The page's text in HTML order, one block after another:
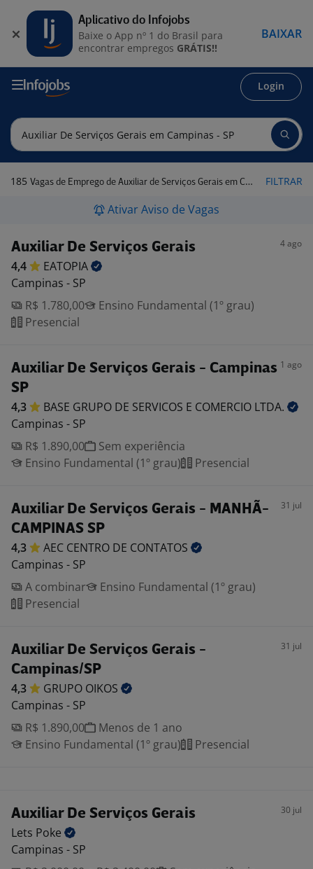
Login
185 Vagas de Emprego de Auxiliar de Serviços Gerais em Campinas - SP FILTRAR
Ativar Aviso de Vagas
Auxiliar De Serviços Gerais 4 ago
4,4
EATOPIA
Campinas - SP
R$ 1.780,00
Ensino Fundamental (1º grau)
Presencial
Auxiliar De Serviços Gerais - Campinas
SP
1 ago
4,3 BASE GRUPO DE SERVICOS E COMERCIO LTDA.
Campinas - SP
R$ 1.890,00
Sem experiência
Ensino Fundamental (1º grau)
Presencial
Auxiliar De Serviços Gerais - MANHÃ-
CAMPINAS SP
31 jul
4,3 AEC CENTRO DE CONTATOS
Campinas - SP
A combinar
Ensino Fundamental (1º grau)
Presencial
Auxiliar De Serviços Gerais -
Campinas/SP
31 jul
4,3 GRUPO OIKOS
Campinas - SP
R$ 1.890,00
Menos de 1 ano
Ensino Fundamental (1º grau)
Presencial
Auxiliar De Serviços Gerais 30 jul
Lets Poke
Campinas - SP
Aplicativo do Infojobs
Baixe o App nº 1 do Brasil para
encontrar empregos GRÁTIS!!
BAIXAR